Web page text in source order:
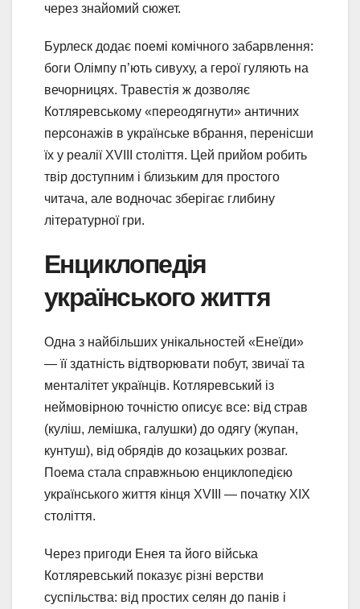
через знайомий сюжет.
Бурлеск додає поемі комічного забарвлення:
боги Олімпу п’ють сивуху, а герої гуляють на
вечорницях. Травестія ж дозволяє
Котляревському «переодягнути» античних
персонажів в українське вбрання, перенісши
їх у реалії XVIII століття. Цей прийом робить
твір доступним і близьким для простого
читача, але водночас зберігає глибину
літературної гри.
Енциклопедія
українського життя
Одна з найбільших унікальностей «Енеїди»
— її здатність відтворювати побут, звичаї та
менталітет українців. Котляревський із
неймовірною точністю описує все: від страв
(куліш, лемішка, галушки) до одягу (жупан,
кунтуш), від обрядів до козацьких розваг.
Поема стала справжньою енциклопедією
українського життя кінця XVIII — початку XIX
століття.
Через пригоди Енея та його війська
Котляревський показує різні верстви
суспільства: від простих селян до панів і